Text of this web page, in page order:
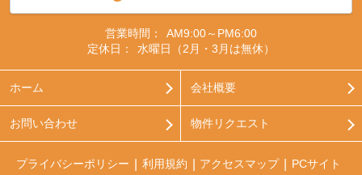
営業時間：
AM9:00～PM6:00
定休日：
水曜日（2月・3月は無休）
ホーム 会社概要
お問い合わせ 物件リクエスト
プライバシーポリシー 利用規約 アクセスマップ PCサイト